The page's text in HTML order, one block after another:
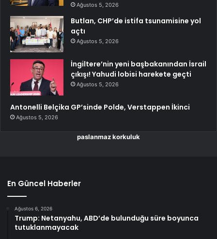
Ağustos 5, 2026
Butlan, CHP’de istifa tsunamisine yol
açtı
Ağustos 5, 2026
İngiltere’nin yeni başbakanından İsrail
çıkışı! Yahudi lobisi harekete geçti
Ağustos 5, 2026
Antonelli Belçika GP’sinde Polde, Verstappen İkinci
Ağustos 5, 2026
paslanmaz korkuluk
En Güncel Haberler
Ağustos 6, 2026
Trump: Netanyahu, ABD’de bulunduğu süre boyunca
tutuklanmayacak